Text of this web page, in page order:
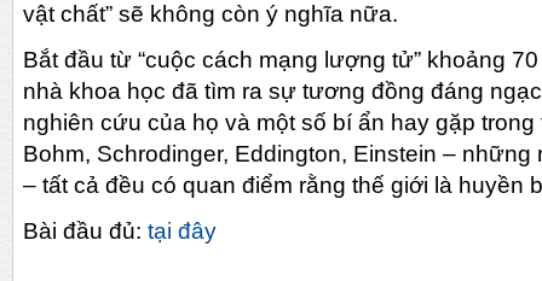
vật chất” sẽ không còn ý nghĩa nữa.
Bắt đầu từ “cuộc cách mạng lượng tử” khoảng
nhà khoa học đã tìm ra sự tương đồng đáng
nghiên cứu của họ và một số bí ẩn hay gặp
Bohm, Schrodinger, Eddington, Einstein – những
– tất cả đều có quan điểm rằng thế giới là huyền
Bài đầu đủ: tại đây